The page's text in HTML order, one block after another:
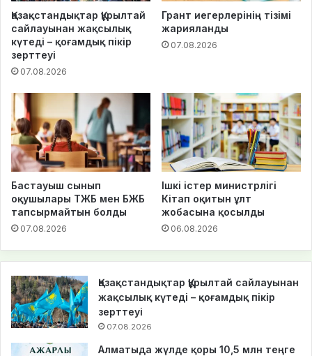
Қазақстандықтар Құрылтай
сайлауынан жақсылық
күтеді – қоғамдық пікір
зерттеуі
07.08.2026
Грант иегерлерінің тізімі
жарияланды
07.08.2026
Бастауыш сынып
оқушылары ТЖБ мен БЖБ
тапсырмайтын болды
07.08.2026
Ішкі істер министрлігі
Кітап оқитын ұлт
жобасына қосылды
06.08.2026
Қазақстандықтар Құрылтай сайлауынан
жақсылық күтеді – қоғамдық пікір
зерттеуі
07.08.2026
Алматыда жүлде қоры 10,5 млн теңге